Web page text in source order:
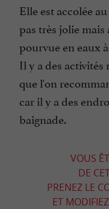
Elle est accolée
pas très jolie
pourvue en eaux
Il y a des activités
que l'on
car il y a des
baignade.
VOUS
DE
PRENEZ LE
ET